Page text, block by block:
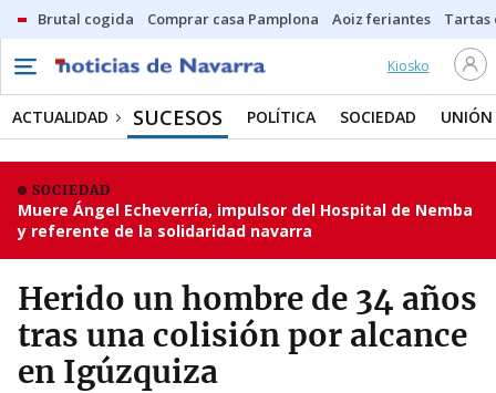
Brutal cogida Comprar casa Pamplona Aoiz feriantes Tartas
Kiosko
ACTUALIDAD SUCESOS POLÍTICA SOCIEDAD UNIÓN
SOCIEDAD
Muere Ángel Echeverría, impulsor del Hospital de Nemba
y referente de la solidaridad navarra
Herido un hombre de 34 años
tras una colisión por alcance
en Igúzquiza